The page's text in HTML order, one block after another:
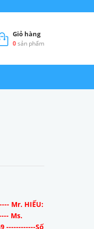
Giỏ hàng
0sản phẩm
Mr. HIẾU:
Ms.
------------Số